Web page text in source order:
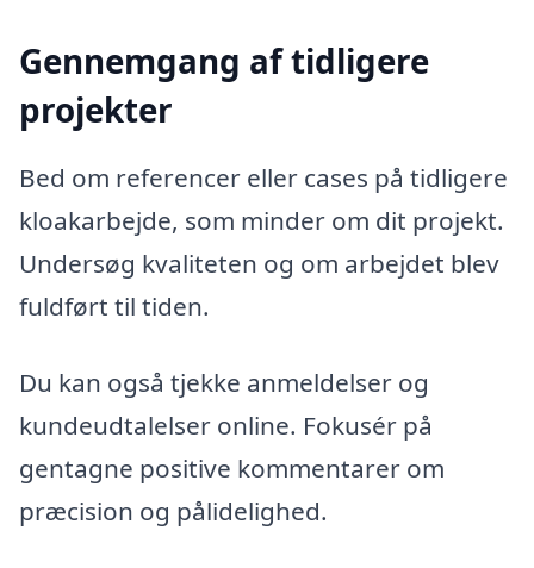
Gennemgang af tidligere
projekter
Bed om referencer eller cases på tidligere
kloakarbejde, som minder om dit projekt.
Undersøg kvaliteten og om arbejdet blev
fuldført til tiden.
Du kan også tjekke anmeldelser og
kundeudtalelser online. Fokusér på
gentagne positive kommentarer om
præcision og pålidelighed.